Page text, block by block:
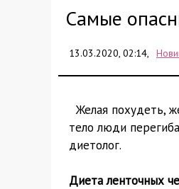
Самые
13.03.2020, 02:14,
Желая похудеть,
тело люди
диетолог.
Диета ленточных